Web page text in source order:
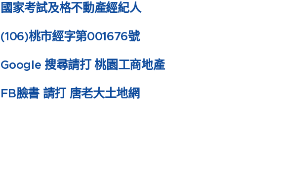
國家考試及格不動產經紀人
(106)桃市經字第001676號
Google 搜尋請打 桃園工商地產
FB臉書 請打 唐老大土地網